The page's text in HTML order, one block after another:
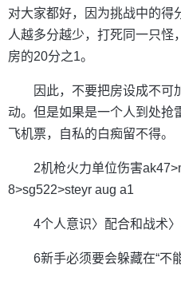
对大家都好，因为挑战中的得
人越多分越少，打死同一只怪
房的20分之1。
因此，不要把房设成不可
动。但是如果是一个人到处抢
飞机票，自私的白痴留不得。
2机枪火力单位伤害
8>sg522>steyr aug a1
4个人意识〉配合和战术
6新手必须要会躲藏在“不